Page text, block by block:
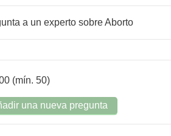
a un experto sobre Aborto
(mín. 50)
una nueva pregunta